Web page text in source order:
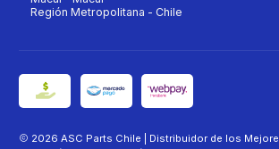
Región Metropolitana - Chile
2026 ASC Parts Chile | Distribuidor de los